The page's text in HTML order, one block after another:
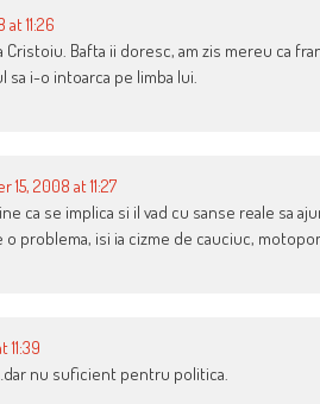
11:26
Cristoiu. Bafta ii doresc, am zis mereu ca
sa i-o intoarca pe limba lui.
2008 at 11:27
ca se implica si il vad cu sanse reale sa
o problema, isi ia cizme de cauciuc,
nu suficient pentru politica.